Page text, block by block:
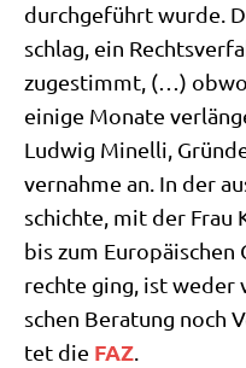
durch­ge­führt wur­de.
schlag, ein
zuge­stimmt, (…)
eini­ge Mona­te
Lud­wig Minel­li,
ver­nah­me an. In der
schich­te, mit der Frau
bis zum
rech­te ging, ist
schen Bera­tung noch
tet die FAZ